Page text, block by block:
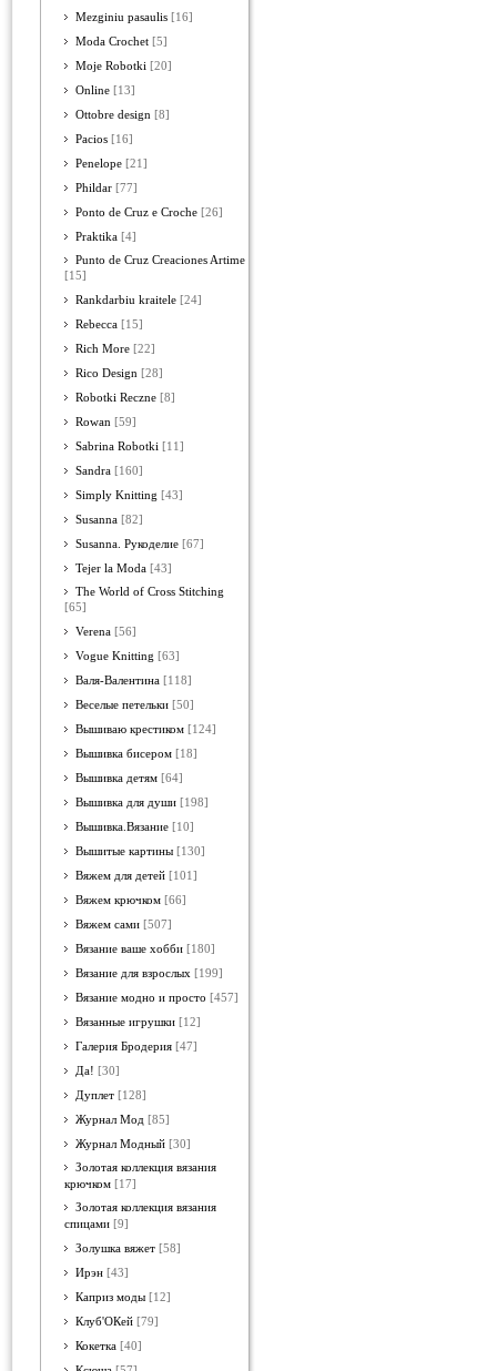
Mezginiu pasaulis [16]
Moda Crochet [5]
Moje Robotki [20]
Online [13]
Ottobre design [8]
Pacios [16]
Penelope [21]
Phildar [77]
Ponto de Cruz e Croche [26]
Praktika [4]
Punto de Cruz Creaciones Artime
[15]
Rankdarbiu kraitele [24]
Rebecca [15]
Rich More [22]
Rico Design [28]
Robotki Reczne [8]
Rowan [59]
Sabrina Robotki [11]
Sandra [160]
Simply Knitting [43]
Susanna [82]
Susanna. Рукоделие [67]
Tejer la Moda [43]
The World of Cross Stitching
[65]
Verena [56]
Vogue Knitting [63]
Валя-Валентина [118]
Веселые петельки [50]
Вышиваю крестиком [124]
Вышивка бисером [18]
Вышивка детям [64]
Вышивка для души [198]
Вышивка.Вязание [10]
Вышитые картины [130]
Вяжем для детей [101]
Вяжем крючком [66]
Вяжем сами [507]
Вязание ваше хобби [180]
Вязание для взрослых [199]
Вязание модно и просто [457]
Вязанные игрушки [12]
Галерия Бродерия [47]
Да! [30]
Дуплет [128]
Журнал Мод [85]
Журнал Модный [30]
Золотая коллекция вязания
крючком [17]
Золотая коллекция вязания
спицами [9]
Золушка вяжет [58]
Ирэн [43]
Каприз моды [12]
Клуб'ОКей [79]
Кокетка [40]